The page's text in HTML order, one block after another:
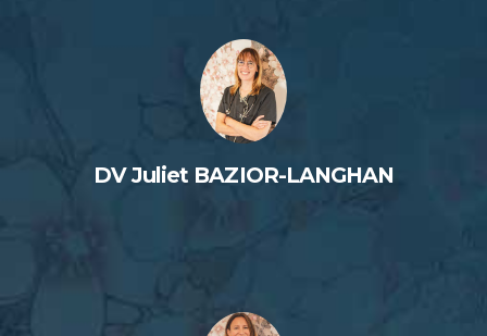
DV Juliet BAZIOR-LANGHAN